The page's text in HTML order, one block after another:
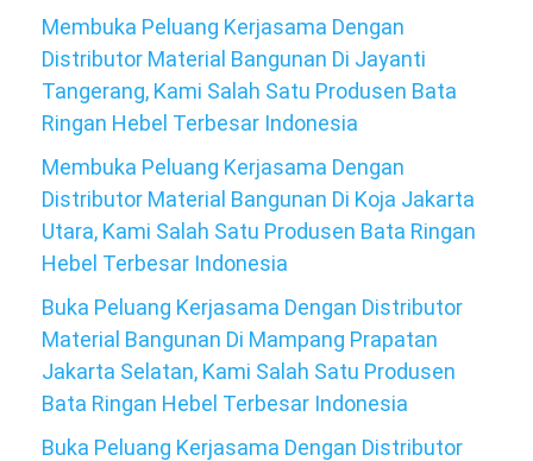
Membuka Peluang Kerjasama Dengan
Distributor Material Bangunan Di Jayanti
Tangerang, Kami Salah Satu Produsen Bata
Ringan Hebel Terbesar Indonesia
Membuka Peluang Kerjasama Dengan
Distributor Material Bangunan Di Koja Jakarta
Utara, Kami Salah Satu Produsen Bata Ringan
Hebel Terbesar Indonesia
Buka Peluang Kerjasama Dengan Distributor
Material Bangunan Di Mampang Prapatan
Jakarta Selatan, Kami Salah Satu Produsen
Bata Ringan Hebel Terbesar Indonesia
Buka Peluang Kerjasama Dengan Distributor